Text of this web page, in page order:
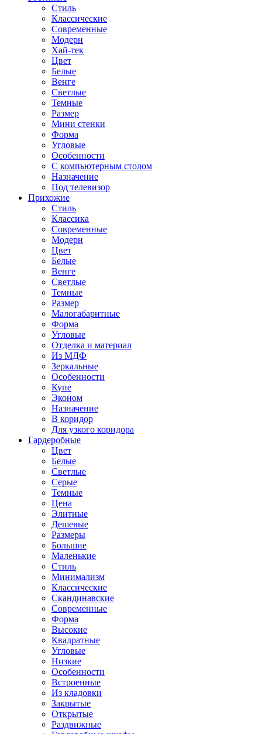
Стиль
Классические
Современные
Модерн
Хай-тек
Цвет
Белые
Венге
Светлые
Темные
Размер
Мини стенки
Форма
Угловые
Особенности
С компьютерным столом
Назначение
Под телевизор
Прихожие
Стиль
Классика
Современные
Модерн
Цвет
Белые
Венге
Светлые
Темные
Размер
Малогабаритные
Форма
Угловые
Отделка и материал
Из МДФ
Зеркальные
Особенности
Купе
Эконом
Назначение
В коридор
Для узкого коридора
Гардеробные
Цвет
Белые
Светлые
Серые
Темные
Цена
Элитные
Дешевые
Размеры
Большие
Маленькие
Стиль
Минимализм
Классические
Скандинавские
Современные
Форма
Высокие
Квадратные
Угловые
Низкие
Особенности
Встроенные
Из кладовки
Закрытые
Открытые
Раздвижные